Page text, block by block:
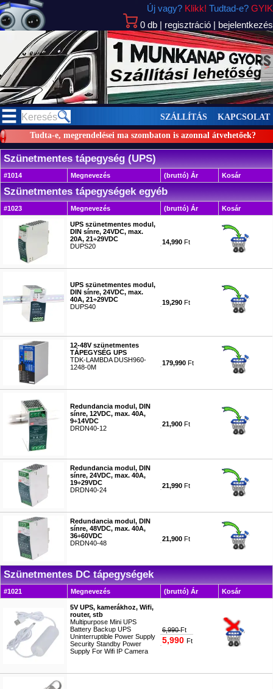
0 db | regisztráció | bejelentkezés
Új vagy? Klikk! Tudtad-e? GYIK
>
Tudta-e, megrendelései ma szombaton is azonnal átvehetőek?
SZÁLLÍTÁS KAPCSOLAT
Szünetmentes tápegység (UPS)
#1014 Megnevezés (bruttó) Ár Kosár
Szünetmentes tápegységek egyéb
#1023 Megnevezés (bruttó) Ár Kosár
UPS szünetmentes modul,
DIN sínre, 24VDC, max.
20A, 21÷29VDC
DUPS20
14,990 Ft
UPS szünetmentes modul,
DIN sínre, 24VDC, max.
40A, 21÷29VDC
DUPS40
19,290 Ft
12-48V szünetmentes
TÁPEGYSÉG UPS
TDK-LAMBDA DUSH960-
1248-0M
179,990 Ft
Redundancia modul, DIN
sínre, 12VDC, max. 40A,
9÷14VDC
DRDN40-12
21,900 Ft
Redundancia modul, DIN
sínre, 24VDC, max. 40A,
19÷29VDC
DRDN40-24
21,990 Ft
Redundancia modul, DIN
sínre, 48VDC, max. 40A,
36÷60VDC
DRDN40-48
21,900 Ft
Szünetmentes DC tápegységek
#1021 Megnevezés (bruttó) Ár Kosár
5V UPS, kamerákhoz, Wifi,
router, stb
Multipurpose Mini UPS
Battery Backup UPS
Uninterruptible Power Supply
Security Standby Power
Supply For Wifi IP Camera
6,990Ft
5,990 Ft